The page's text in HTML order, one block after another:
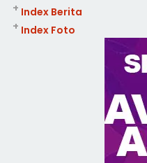
Index Berita
+
Index Foto
+